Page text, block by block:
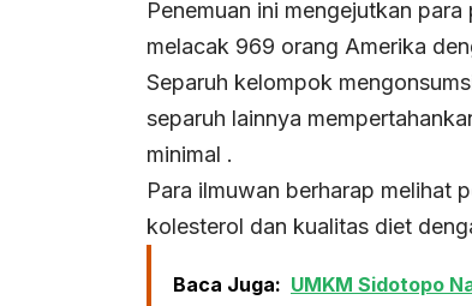
Penemuan ini mengejutkan
melacak 969 orang Amerika
Separuh kelompok
separuh lainnya
minimal .
Para ilmuwan berharap melihat
kolesterol dan kualitas diet
Baca Juga: UMKM Sidotopo